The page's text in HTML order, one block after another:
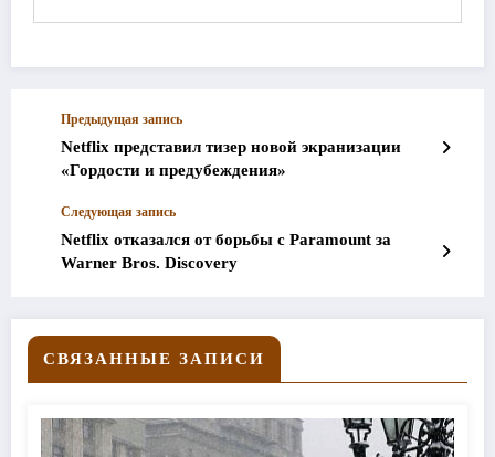
Предыдущая запись
Netflix представил тизер новой экранизации
«Гордости и предубеждения»
Следующая запись
Netflix отказался от борьбы с Paramount за
Warner Bros. Discovery
СВЯЗАННЫЕ ЗАПИСИ